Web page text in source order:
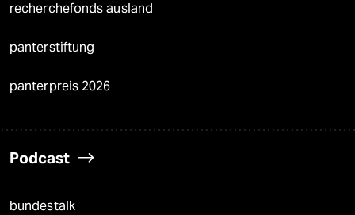
recherchefonds ausland
panterstiftung
panterpreis 2026
Podcast
bundestalk